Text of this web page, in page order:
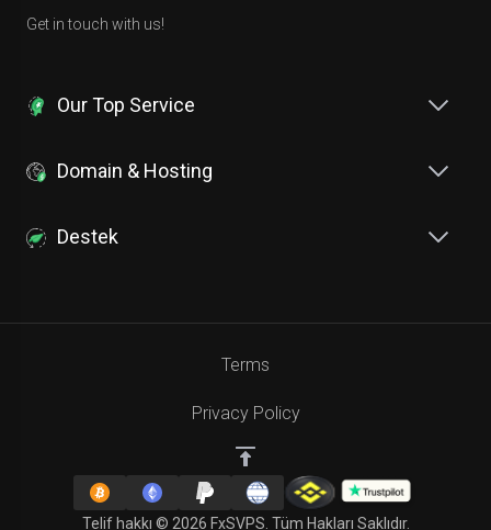
Get in touch with us!
Our Top Service
Domain & Hosting
Destek
Telif hakkı © 2026 FxSVPS. Tüm Hakları Saklıdır.
Terms
Privacy Policy